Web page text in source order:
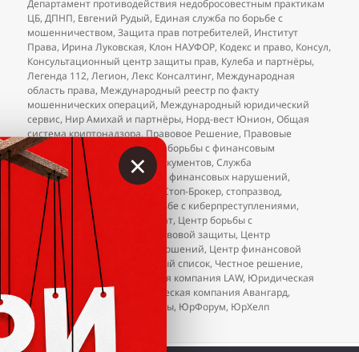
Департамент противодействия недобросовестным практикам
ЦБ,ДПНП, Евгений Рудый, Единая служба по борьбе с
мошенничеством,Защита прав потребителей, Институт
Права, Ирина Луковская, Клон НАУФОР, Кодекс и право, Консул,
Консультационный центр защиты прав, Кулеба и партнёры,
Легенда 112,Легион,Лекс Консалтинг, Международная
область права, Международный реестр по факту
мошеннических операций, Международный юридический
сервис, Нир Амихай и партнёры, Норд-вест Юнион,Общая
система криптонадзора,Правовое Решение, Правовые
решения
Ростправо,Служба борьбы с финансовым
мошенничеством
Служба документов,Служба
противодействия и контроля финансовых нарушений,
Стандарт Реал
Стоп-Брокер,стопразвод,
Федеральный проект по борьбе с киберпреступлениями,
Фемида
Финансовый возврат, Центр борьбы с
мошенничеством
Центр правовой защиты, Центр
регулирования торговых отношений, Центр финансовой
защиты
ЦРОФР чёрный список, Честное решение,
Юлия Дальман, Юридическая компания LAW, Юридическая
компания «Консул»
Юридическая компания Авангард,
Юринформ,юристы-аферисты, ЮрФорум, ЮрХелп
2 комментарияк записи
×